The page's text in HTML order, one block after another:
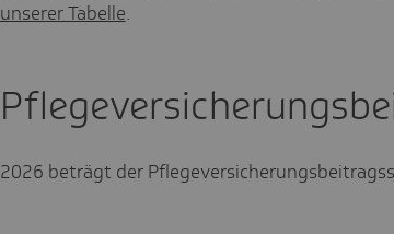
unserer Tabelle.
2026 beträgt der